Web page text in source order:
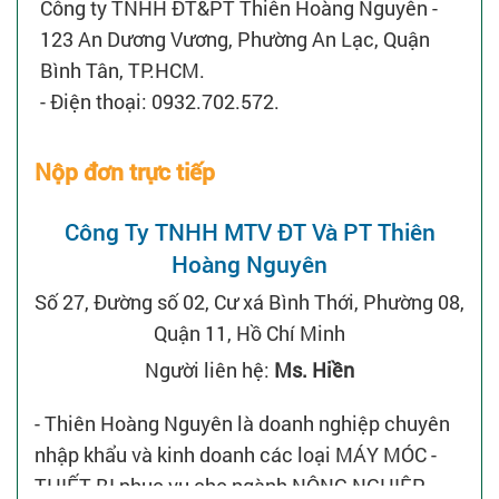
Công ty TNHH ĐT&PT Thiên Hoàng Nguyên -
123 An Dương Vương, Phường An Lạc, Quận
Bình Tân, TP.HCM.
- Điện thoại: 0932.702.572.
Nộp đơn trực tiếp
Công Ty TNHH MTV ĐT Và PT Thiên
Hoàng Nguyên
Số 27, Đường số 02, Cư xá Bình Thới, Phường 08,
Quận 11, Hồ Chí Minh
Người liên hệ: Ms. Hiền
- Thiên Hoàng Nguyên là doanh nghiệp chuyên
nhập khẩu và kinh doanh các loại MÁY MÓC -
THIẾT BỊ phục vụ cho ngành NÔNG NGHIỆP.